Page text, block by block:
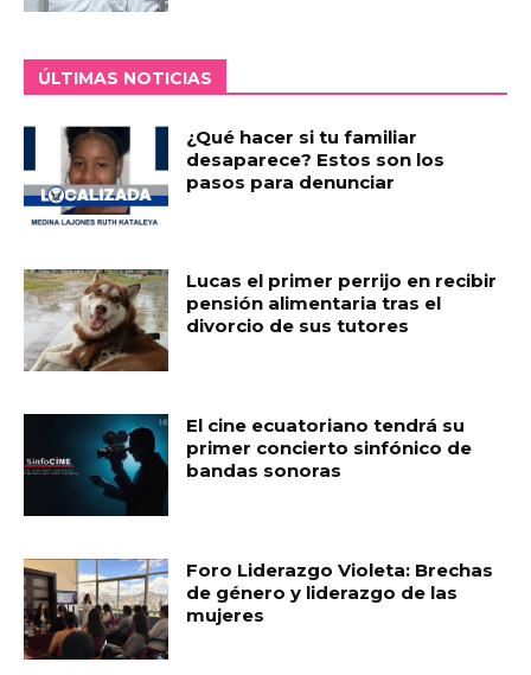
ÚLTIMAS NOTICIAS
¿Qué hacer si tu familiar
desaparece? Estos son los
pasos para denunciar
Lucas el primer perrijo en recibir
pensión alimentaria tras el
divorcio de sus tutores
El cine ecuatoriano tendrá su
primer concierto sinfónico de
bandas sonoras
Foro Liderazgo Violeta: Brechas
de género y liderazgo de las
mujeres